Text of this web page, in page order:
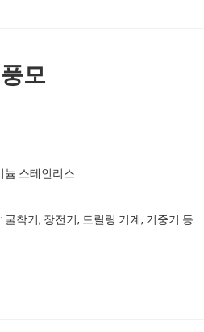
풍모
늄 스테인리스
굴착기, 장전기, 드릴링 기계, 기중기 등.